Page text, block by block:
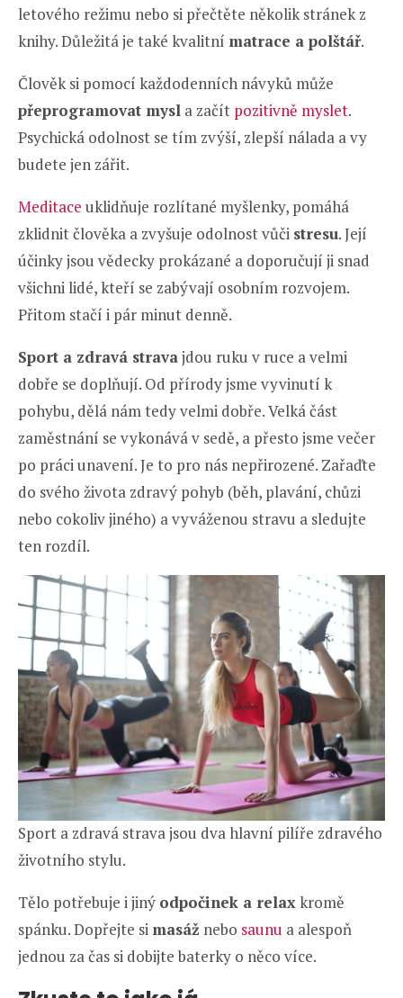
letového režimu nebo si přečtěte několik stránek z
knihy. Důležitá je také kvalitní matrace a polštář.
Člověk si pomocí každodenních návyků může
přeprogramovat mysl a začít pozitivně myslet.
Psychická odolnost se tím zvýší, zlepší nálada a vy
budete jen zářit.
Meditace uklidňuje rozlítané myšlenky, pomáhá
zklidnit člověka a zvyšuje odolnost vůči stresu. Její
účinky jsou vědecky prokázané a doporučují ji snad
všichni lidé, kteří se zabývají osobním rozvojem.
Přitom stačí i pár minut denně.
Sport a zdravá stravajdou ruku v ruce a velmi
dobře se doplňují. Od přírody jsme vyvinutí k
pohybu, dělá nám tedy velmi dobře. Velká část
zaměstnání se vykonává v sedě, a přesto jsme večer
po práci unavení. Je to pro nás nepřirozené. Zařaďte
do svého života zdravý pohyb (běh, plavání, chůzi
nebo cokoliv jiného) a vyváženou stravu a sledujte
ten rozdíl.
Sport a zdravá strava jsou dva hlavní pilíře zdravého
životního stylu.
Tělo potřebuje i jiný odpočinek a relaxkromě
spánku. Dopřejte si masáž nebo saunu a alespoň
jednou za čas si dobijte baterky o něco více.